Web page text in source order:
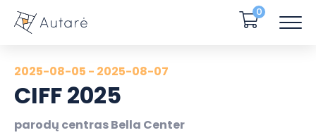
0
2025-08-05 - 2025-08-07
CIFF 2025
parodų centras Bella Center